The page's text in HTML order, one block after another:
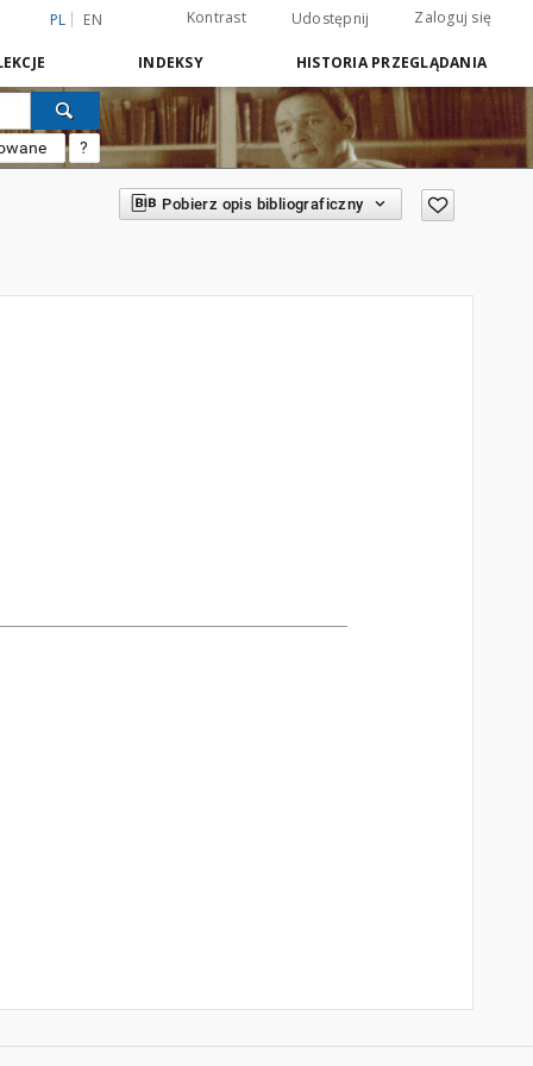
PL EN Kontrast Udostępnij Zaloguj się
INDEKSY HISTORIA PRZEGLĄDANIA
?
Pobierz opis bibliograficzny